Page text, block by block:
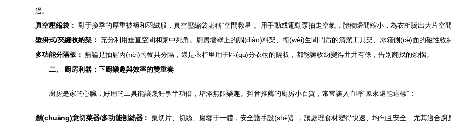
過。
真空壓縮袋： 對于換季的厚重被褥和羽絨服，真空壓縮袋堪稱“空間救星”。用手動或電動泵抽走空氣，體積瞬間縮小，為衣柜騰出大片空間
壁掛式/夾縫收納架：
充分利用垂直空間和家中死角。廚房墻壁上的調(diào)料架、衛(wèi)生間門后的清潔工具架、冰箱側(cè)面的磁性收
多功能分隔板： 無論是抽屜內(nèi)的餐具分隔，還是衣柜里用于區(qū)分衣物的隔板，都能讓收納變得井井有條，告別翻找的煩惱。
二、 廚房利器：下廚樂趣與效率的雙重奏
廚房是家的心臟，好用的工具能讓烹飪事半功倍，增添無限樂趣。抖音推薦的廚房小百貨，常常讓人直呼“原來還能這樣”：
創(chuàng)意切菜器/多功能刨絲器： 集切片、切絲、磨蓉于一體，安全護手設(shè)計，讓處理食材變得快速、均勻且安全，尤其適合廚